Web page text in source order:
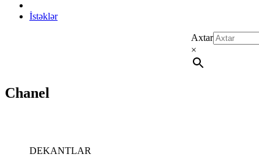
İstəklər
Axtar
×
Chanel
DEKANTLAR